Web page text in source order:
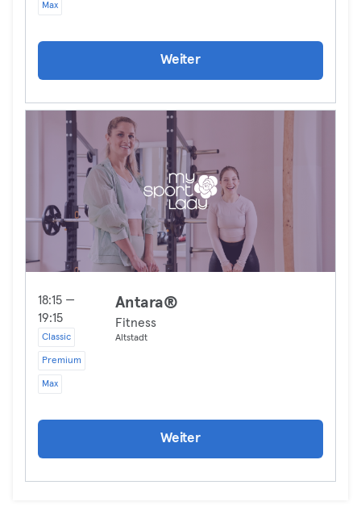
Max
Weiter
18:15 —
19:15
Classic
Premium
Max
Antara®
Fitness
Altstadt
Weiter